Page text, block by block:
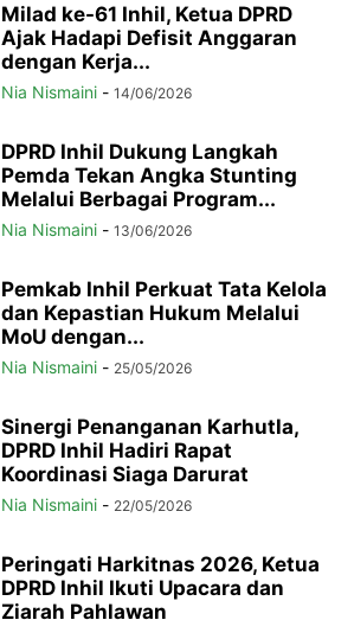
Milad ke-61 Inhil, Ketua DPRD
Ajak Hadapi Defisit Anggaran
dengan Kerja...
Nia Nismaini - 14/06/2026
DPRD Inhil Dukung Langkah
Pemda Tekan Angka Stunting
Melalui Berbagai Program...
Nia Nismaini - 13/06/2026
Pemkab Inhil Perkuat Tata Kelola
dan Kepastian Hukum Melalui
MoU dengan...
Nia Nismaini - 25/05/2026
Sinergi Penanganan Karhutla,
DPRD Inhil Hadiri Rapat
Koordinasi Siaga Darurat
Nia Nismaini - 22/05/2026
Peringati Harkitnas 2026, Ketua
DPRD Inhil Ikuti Upacara dan
Ziarah Pahlawan